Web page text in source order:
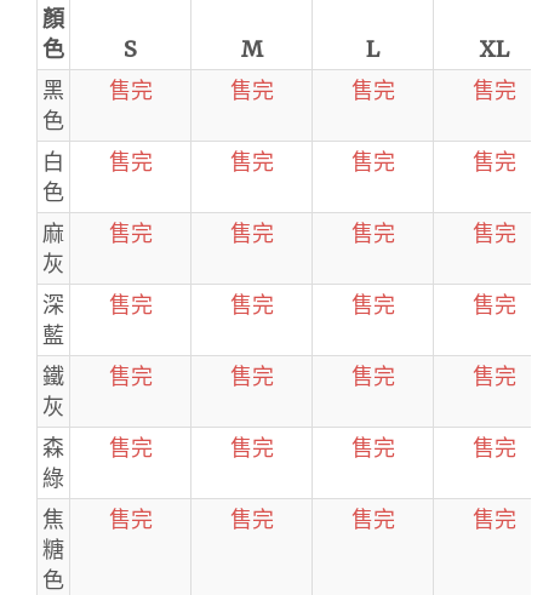
顏
色
S M L
XL
黑
色
售完 售完 售完 售完
白
色
售完 售完 售完 售完
麻
灰
售完 售完 售完 售完
深
藍
售完 售完 售完 售完
鐵
灰
售完 售完 售完 售完
森
綠
售完 售完 售完 售完
焦
糖
色
售完 售完 售完 售完